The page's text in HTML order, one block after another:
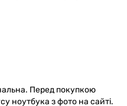
Перед покупкою
ноутбука з фото на сайті.